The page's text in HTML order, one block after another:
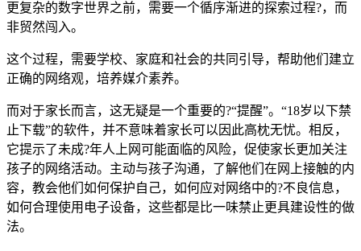
更复杂的数字世界之前，需要一个循序渐进的探索过程?，而
非贸然闯入。
这个过程，需要学校、家庭和社会的共同引导，帮助他们建立
正确的网络观，培养媒介素养。
而对于家长而言，这无疑是一个重要的?“提醒”。“18岁以下禁
止下载”的软件，并不意味着家长可以因此高枕无忧。相反，
它提示了未成?年人上网可能面临的风险，促使家长更加关注
孩子的网络活动。主动与孩子沟通，了解他们在网上接触的内
容，教会他们如何保护自己，如何应对网络中的?不良信息，
如何合理使用电子设备，这些都是比一味禁止更具建设性的做
法。